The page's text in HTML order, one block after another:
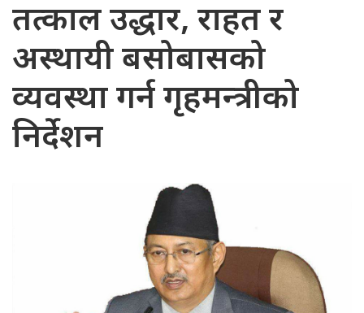
तत्काल उद्धार, राहत र
अस्थायी बसोबासको
व्यवस्था गर्न गृहमन्त्रीको
निर्देशन